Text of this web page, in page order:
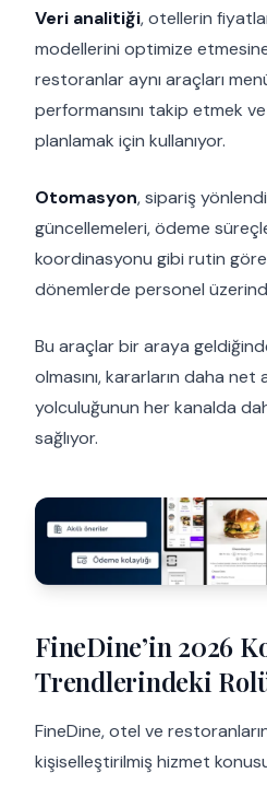
Veri analitiği, otellerin
modellerini optimize
restoranlar aynı araçları
performansını takip etmek ve
planlamak için kullanıyor.
Otomasyon, sipariş
güncellemeleri, ödeme
koordinasyonu gibi rutin
dönemlerde personel
Bu araçlar bir araya
olmasını, kararların daha net
yolculuğunun her kanalda
sağlıyor.
FineDine’in 2026
Trendlerindeki
FineDine, otel ve
kişiselleştirilmiş hizmet